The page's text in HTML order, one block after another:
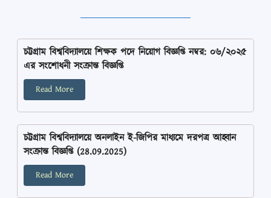
চট্টগ্রাম বিশ্ববিদ্যালয়ে শিক্ষক পদে নিয়োগ বিজ্ঞপ্তি নম্বর: ০৬/২০২৫
এর সংশোধনী সংক্রান্ত বিজ্ঞপ্তি
Read More
চট্টগ্রাম বিশ্ববিদ্যালয়ে অনলাইন ই-জিপির মাধ্যমে দরপত্র আহ্বান
সংক্রান্ত বিজ্ঞপ্তি (28.09.2025)
Read More